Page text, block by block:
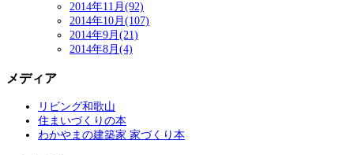
2014年11月(92)
2014年10月(107)
2014年9月(21)
2014年8月(4)
メディア
リビング和歌山
住まいづくりの本
わかやまの建築家 家づくり本